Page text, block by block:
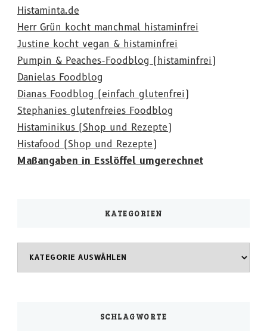
Histaminta.de
Herr Grün kocht manchmal histaminfrei
Justine kocht vegan & histaminfrei
Pumpin & Peaches-Foodblog (histaminfrei)
Danielas Foodblog
Dianas Foodblog (einfach glutenfrei)
Stephanies glutenfreies Foodblog
Histaminikus (Shop und Rezepte)
Histafood (Shop und Rezepte)
Maßangaben in Esslöffel umgerechnet
KATEGORIEN
SCHLAGWORTE